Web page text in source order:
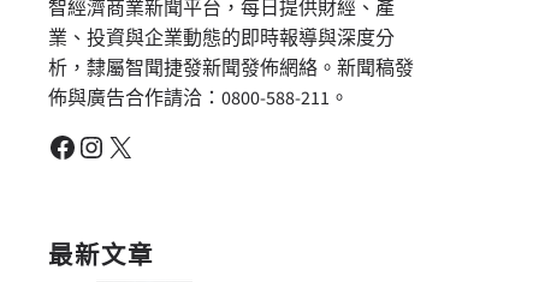
智經濟商業新聞平台，每日提供財經、產
業、投資與企業動態的即時報導與深度分
析，隸屬智聞捷發新聞發佈網絡。新聞稿發
佈與廣告合作請洽：0800-588-211。
Facebook Instagram X
最新文章